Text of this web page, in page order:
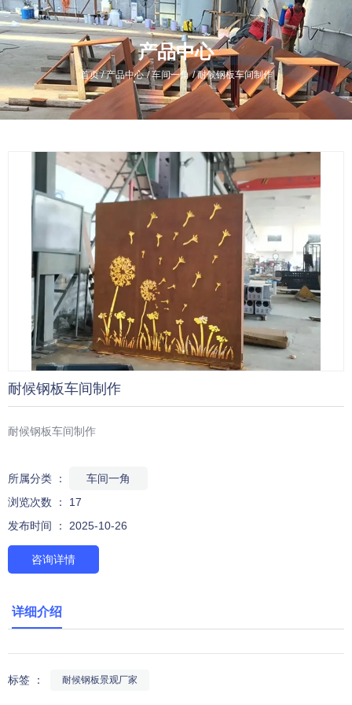
产品中心
首页/产品中心 /车间一角 /耐候钢板车间制作
耐候钢板车间制作
耐候钢板车间制作
所属分类 ：
车间一角
浏览次数 ： 17
发布时间 ： 2025-10-26
咨询详情
详细介绍
标签 ： 耐候钢板景观厂家